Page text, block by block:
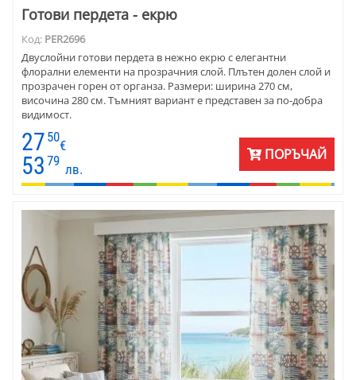
Готови пердета - екрю
Код: PER2696
Двуслойни готови пердета в нежно екрю с елегантни
флорални елементи на прозрачния слой. Плътен долен слой и
прозрачен горен от органза. Размери: ширина 270 см,
височина 280 см. Тъмният вариант е представен за по-добра
видимост.
27 50
€
53 79
лв.
ПОРЪЧАЙ